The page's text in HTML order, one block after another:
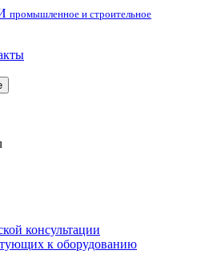
промышленное и строительное
консультации
к оборудованию